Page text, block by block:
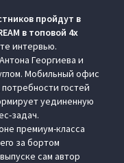
пройдут в
в топовой 4х
интервью.
Георгиева и
Мобильный офис
гостей
уединенную
задач.
премиум-класса
за бортом
сам автор